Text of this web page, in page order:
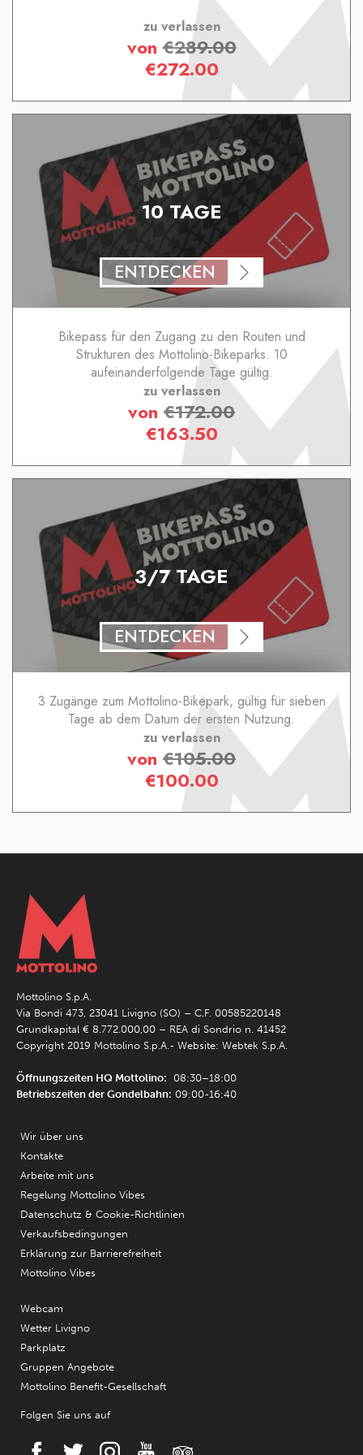
zu verlassen
von€289.00
€272.00
10 TAGE
ENTDECKEN
Bikepass für den Zugang zu den Routen und
Strukturen des Mottolino-Bikeparks. 10
aufeinanderfolgende Tage gültig.
zu verlassen
von €172.00
€163.50
3/7 TAGE
ENTDECKEN
3 Zugänge zum Mottolino-Bikepark, gültig für sieben
Tage ab dem Datum der ersten Nutzung.
zu verlassen
von €105.00
€100.00
Mottolino S.p.A.
Via Bondi 473, 23041 Livigno (SO) – C.F. 00585220148
Grundkapital € 8.772.000,00 – REA di Sondrio n. 41452
Copyright 2019 Mottolino S.p.A.- Website: Webtek S.p.A.
Öffnungszeiten HQ Mottolino: 08:30–18:00
Betriebszeiten der Gondelbahn: 09:00-16:40
Wir über uns
Kontakte
Arbeite mit uns
Regelung Mottolino Vibes
Datenschutz & Cookie-Richtlinien
Verkaufsbedingungen
Erklärung zur Barrierefreiheit
Mottolino Vibes
Webcam
Wetter Livigno
Parkplatz
Gruppen Angebote
Mottolino Benefit-Gesellschaft
Folgen Sie uns auf